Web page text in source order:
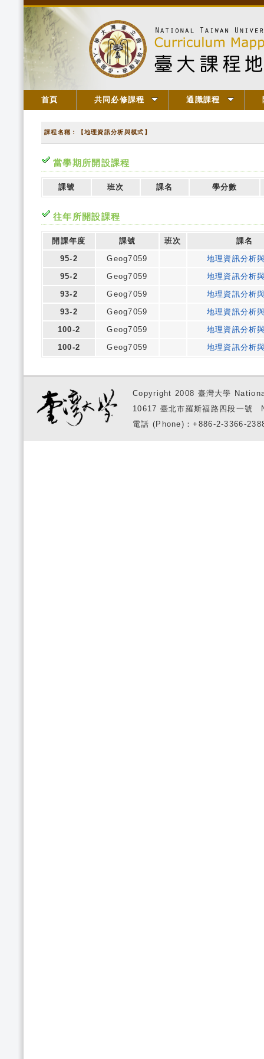
首頁 共同必修課程 通識課程
課程名稱：【地理資訊分析與模式】
當學期所開設課程
課號 班次 課名 學分數
往年所開設課程
開課年度 課號 班次
課名
95-2
Geog7059
地理資訊分析
95-2
Geog7059
地理資訊分析
93-2
Geog7059
地理資訊分析
93-2
Geog7059
地理資訊分析
100-2
Geog7059
地理資訊分析
100-2
Geog7059 地理資訊分析
Copyright 2008 臺灣大學
10617 臺北市羅斯福路四段一
電話 (Phone)：+886-2-3366-